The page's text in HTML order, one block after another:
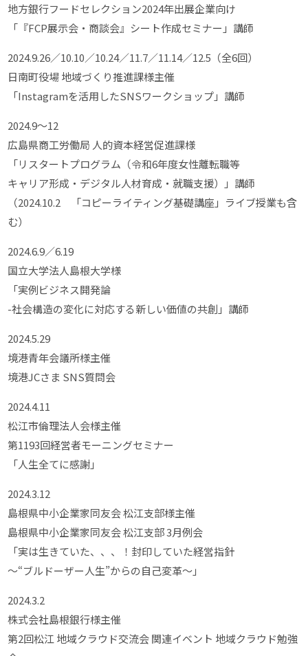
地方銀行フードセレクション2024年出展企業向け
「『FCP展示会・商談会』シート作成セミナー」講師
2024.9.26／10.10／10.24／11.7／11.14／12.5（全6回）
日南町役場 地域づくり推進課様主催
「Instagramを活用したSNSワークショップ」講師
2024.9～12
広島県商工労働局 人的資本経営促進課様
「リスタートプログラム（令和6年度女性離転職等
キャリア形成・デジタル人材育成・就職支援）」講師
（2024.10.2 「コピーライティング基礎講座」ライブ授業も含
む）
2024.6.9／6.19
国立大学法人島根大学様
「実例ビジネス開発論
-社会構造の変化に対応する新しい価値の共創」講師
2024.5.29
境港青年会議所様主催
境港JCさま SNS質問会
2024.4.11
松江市倫理法人会様主催
第1193回経営者モーニングセミナー
「人生全てに感謝」
2024.3.12
島根県中小企業家同友会 松江支部様主催
島根県中小企業家同友会 松江支部 3月例会
「実は生きていた、、、！封印していた経営指針
～“ブルドーザー人生”からの自己変革～」
2024.3.2
株式会社島根銀行様主催
第2回松江 地域クラウド交流会 関連イベント 地域クラウド勉強